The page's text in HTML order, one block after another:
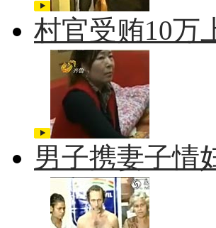
村官受贿10万
男子携妻子情